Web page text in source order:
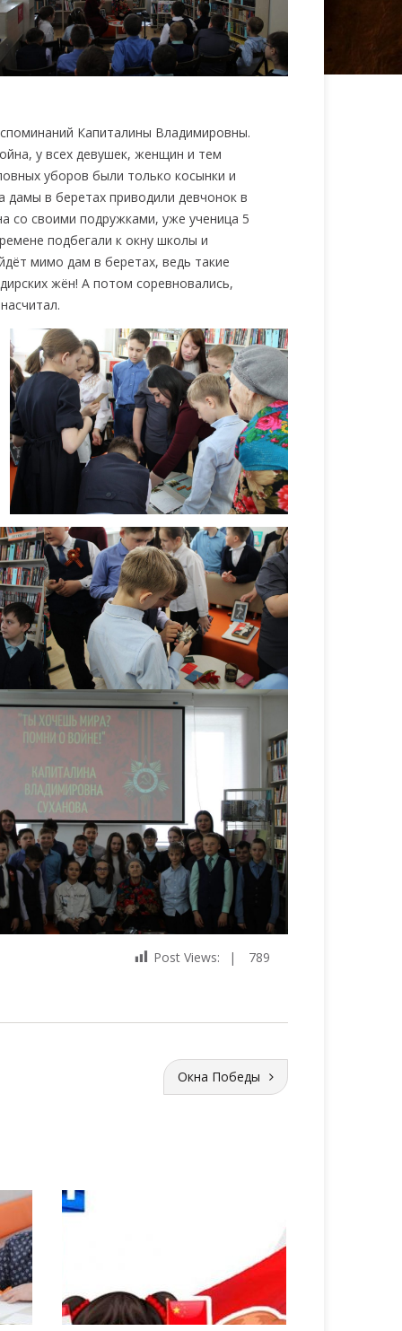
Капиталины Владимировны.
у всех девушек, женщин и тем
уборов были только косынки и
дамы в беретах приводили девчонок в
со своими подружками, уже ученица 5
подбегали к окну школы и
мимо дам в беретах, ведь такие
жён! А потом соревновались,
Post Views: 789
Окна Победы